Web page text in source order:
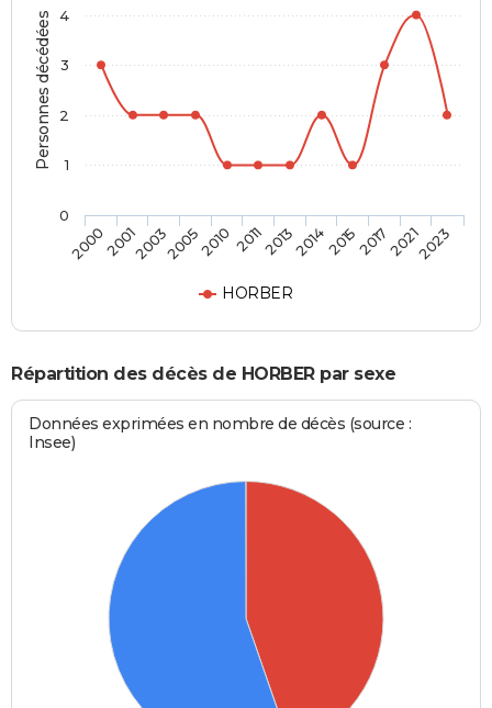
Personnes décédées
HORBER
20002001200320052010 2011201320142015201720212023
0
1
2
3
4
Répartition des décès de HORBER par sexe
Données exprimées en nombre de décès (source :
Insee)